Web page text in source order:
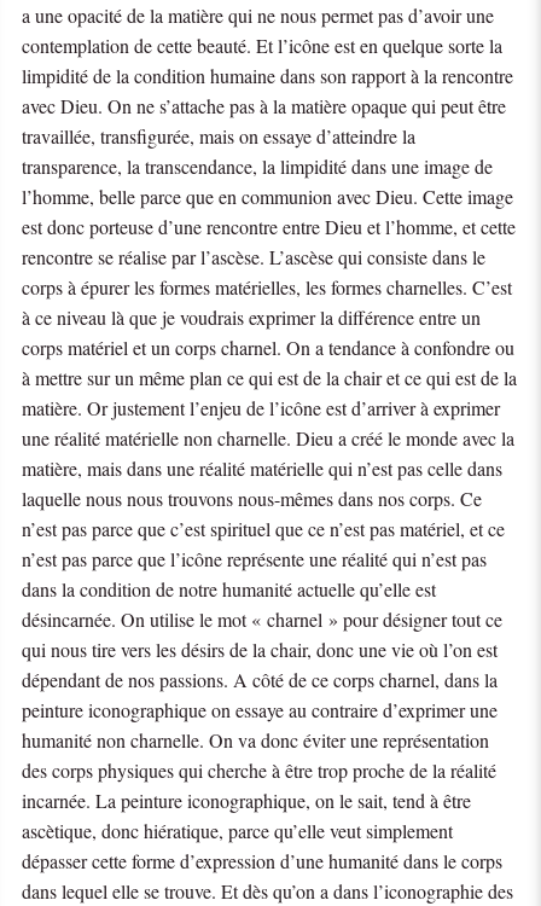
a une opacité de la matière qui ne nous permet pas d’avoir une
contemplation de cette beauté. Et l’icône est en quelque sorte la
limpidité de la condition humaine dans son rapport à la rencontre
avec Dieu. On ne s’attache pas à la matière opaque qui peut être
travaillée, transfigurée, mais on essaye d’atteindre la
transparence, la transcendance, la limpidité dans une image de
l’homme, belle parce que en communion avec Dieu. Cette image
est donc porteuse d’une rencontre entre Dieu et l’homme, et cette
rencontre se réalise par l’ascèse. L’ascèse qui consiste dans le
corps à épurer les formes matérielles, les formes charnelles. C’est
à ce niveau là que je voudrais exprimer la différence entre un
corps matériel et un corps charnel. On a tendance à confondre ou
à mettre sur un même plan ce qui est de la chair et ce qui est de la
matière. Or justement l’enjeu de l’icône est d’arriver à exprimer
une réalité matérielle non charnelle. Dieu a créé le monde avec la
matière, mais dans une réalité matérielle qui n’est pas celle dans
laquelle nous nous trouvons nous-mêmes dans nos corps. Ce
n’est pas parce que c’est spirituel que ce n’est pas matériel, et ce
n’est pas parce que l’icône représente une réalité qui n’est pas
dans la condition de notre humanité actuelle qu’elle est
désincarnée. On utilise le mot « charnel » pour désigner tout ce
qui nous tire vers les désirs de la chair, donc une vie où l’on est
dépendant de nos passions. A côté de ce corps charnel, dans la
peinture iconographique on essaye au contraire d’exprimer une
humanité non charnelle. On va donc éviter une représentation
des corps physiques qui cherche à être trop proche de la réalité
incarnée. La peinture iconographique, on le sait, tend à être
ascètique, donc hiératique, parce qu’elle veut simplement
dépasser cette forme d’expression d’une humanité dans le corps
dans lequel elle se trouve. Et dès qu’on a dans l’iconographie des